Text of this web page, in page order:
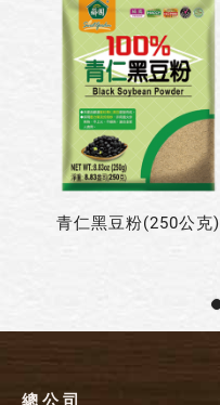
青仁黑豆粉(250公克)
總 公 司